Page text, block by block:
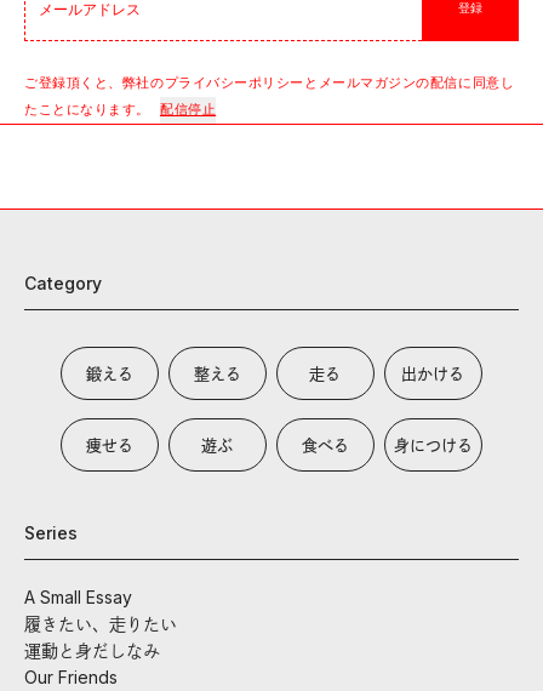
登録
ご登録頂くと、弊社のプライバシーポリシーとメールマガジンの配信に同意し
たことになります。
配信停止
Category
鍛える 整える 走る 出かける
痩せる 遊ぶ 食べる 身につける
Series
A Small Essay
履きたい、走りたい
運動と身だしなみ
Our Friends